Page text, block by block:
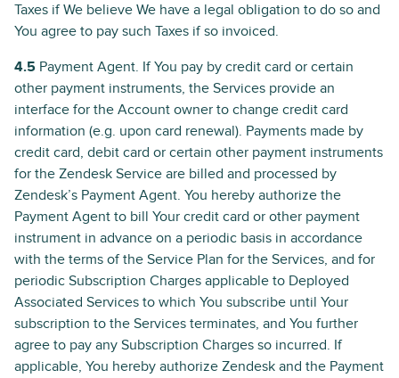
Taxes if We believe We have a legal obligation to do so and
You agree to pay such Taxes if so invoiced.
4.5 Payment Agent. If You pay by credit card or certain
other payment instruments, the Services provide an
interface for the Account owner to change credit card
information (e.g. upon card renewal). Payments made by
credit card, debit card or certain other payment instruments
for the Zendesk Service are billed and processed by
Zendesk’s Payment Agent. You hereby authorize the
Payment Agent to bill Your credit card or other payment
instrument in advance on a periodic basis in accordance
with the terms of the Service Plan for the Services, and for
periodic Subscription Charges applicable to Deployed
Associated Services to which You subscribe until Your
subscription to the Services terminates, and You further
agree to pay any Subscription Charges so incurred. If
applicable, You hereby authorize Zendesk and the Payment